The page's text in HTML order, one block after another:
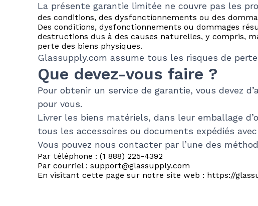
La présente garantie limitée ne couvre pas les
des conditions, des dysfonctionnements ou des
Des conditions, dysfonctionnements ou dommages
destructions dus à des causes naturelles, y compris,
perte des biens physiques.
Glassupply.com assume tous les risques de
Que devez-vous faire ?
Pour obtenir un service de garantie, vous devez
pour vous.
Livrer les biens matériels, dans leur emballage
tous les accessoires ou documents expédiés
Vous pouvez nous contacter par l’une des
Par téléphone : (1 888) 225-4392
Par courriel : support@glassupply.com
En visitant cette page sur notre site web : https://